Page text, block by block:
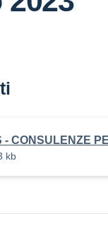
- CONSULENZE
kb